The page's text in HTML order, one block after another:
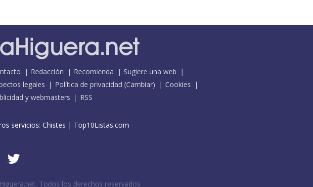
Redacción Recomienda
Sugiere una web
legales
Política de privacidad (Cambiar)
Cookies
y webmasters
RSS
servicios: Chistes | Top10Listas.com
Todos los derechos reservados